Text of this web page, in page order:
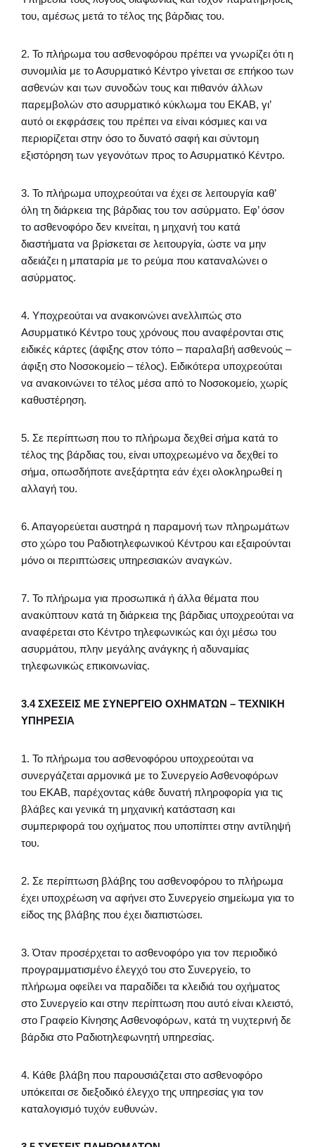
του, αμέσως μετά το τέλος της βάρδιας του.
2. Το πλήρωμα του ασθενοφόρου πρέπει να γνωρίζει ότι η
συνομιλία με το Ασυρματικό Κέντρο γίνεται σε επήκοο των
ασθενών και των συνοδών τους και πιθανόν άλλων
παρεμβολών στο ασυρματικό κύκλωμα του ΕΚΑΒ, γι’
αυτό οι εκφράσεις του πρέπει να είναι κόσμιες και να
περιορίζεται στην όσο το δυνατό σαφή και σύντομη
εξιστόρηση των γεγονότων προς το Ασυρματικό Κέντρο.
3. Το πλήρωμα υποχρεούται να έχει σε λειτουργία καθ’
όλη τη διάρκεια της βάρδιας του τον ασύρματο. Εφ’ όσον
το ασθενοφόρο δεν κινείται, η μηχανή του κατά
διαστήματα να βρίσκεται σε λειτουργία, ώστε να μην
αδειάζει η μπαταρία με το ρεύμα που καταναλώνει ο
ασύρματος.
4. Υποχρεούται να ανακοινώνει ανελλιπώς στο
Ασυρματικό Κέντρο τους χρόνους που αναφέρονται στις
ειδικές κάρτες (άφιξης στον τόπο – παραλαβή ασθενούς –
άφιξη στο Νοσοκομείο – τέλος). Ειδικότερα υποχρεούται
να ανακοινώνει το τέλος μέσα από το Νοσοκομείο, χωρίς
καθυστέρηση.
5. Σε περίπτωση που το πλήρωμα δεχθεί σήμα κατά το
τέλος της βάρδιας του, είναι υποχρεωμένο να δεχθεί το
σήμα, οπωσδήποτε ανεξάρτητα εάν έχει ολοκληρωθεί η
αλλαγή του.
6. Απαγορεύεται αυστηρά η παραμονή των πληρωμάτων
στο χώρο του Ραδιοτηλεφωνικού Κέντρου και εξαιρούνται
μόνο οι περιπτώσεις υπηρεσιακών αναγκών.
7. Το πλήρωμα για προσωπικά ή άλλα θέματα που
ανακύπτουν κατά τη διάρκεια της βάρδιας υποχρεούται να
αναφέρεται στο Κέντρο τηλεφωνικώς και όχι μέσω του
ασυρμάτου, πλην μεγάλης ανάγκης ή αδυναμίας
τηλεφωνικώς επικοινωνίας.
3.4 ΣΧΕΣΕΙΣ ΜΕ ΣΥΝΕΡΓΕΙΟ ΟΧΗΜΑΤΩΝ – ΤΕΧΝΙΚΗ
ΥΠΗΡΕΣΙΑ
1. Το πλήρωμα του ασθενοφόρου υποχρεούται να
συνεργάζεται αρμονικά με το Συνεργείο Ασθενοφόρων
του ΕΚΑΒ, παρέχοντας κάθε δυνατή πληροφορία για τις
βλάβες και γενικά τη μηχανική κατάσταση και
συμπεριφορά του οχήματος που υποπίπτει στην αντίληψή
του.
2. Σε περίπτωση βλάβης του ασθενοφόρου το πλήρωμα
έχει υποχρέωση να αφήνει στο Συνεργείο σημείωμα για το
είδος της βλάβης που έχει διαπιστώσει.
3. Όταν προσέρχεται το ασθενοφόρο για τον περιοδικό
προγραμματισμένο έλεγχό του στο Συνεργείο, το
πλήρωμα οφείλει να παραδίδει τα κλειδιά του οχήματος
στο Συνεργείο και στην περίπτωση που αυτό είναι κλειστό,
στο Γραφείο Κίνησης Ασθενοφόρων, κατά τη νυχτερινή δε
βάρδια στο Ραδιοτηλεφωνητή υπηρεσίας.
4. Κάθε βλάβη που παρουσιάζεται στο ασθενοφόρο
υπόκειται σε διεξοδικό έλεγχο της υπηρεσίας για τον
καταλογισμό τυχόν ευθυνών.